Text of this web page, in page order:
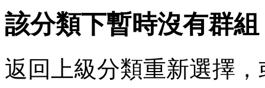
該分類下暫時沒有群組
返回上級分類重新選擇